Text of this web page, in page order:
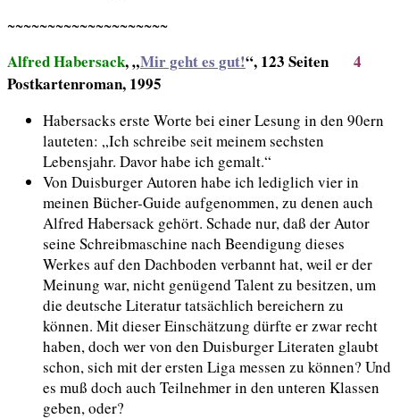
~~~~~~~~~~~~~~~~~~~~
Alfred Habersack, „Mir geht es gut!“, 123 Seiten 4
Postkartenroman, 1995
Habersacks erste Worte bei einer Lesung in den 90ern
lauteten: „Ich schreibe seit meinem sechsten
Lebensjahr. Davor habe ich gemalt.“
Von Duisburger Autoren habe ich lediglich vier in
meinen Bücher-Guide aufgenommen, zu denen auch
Alfred Habersack gehört. Schade nur, daß der Autor
seine Schreibmaschine nach Beendigung dieses
Werkes auf den Dachboden verbannt hat, weil er der
Meinung war, nicht genügend Talent zu besitzen, um
die deutsche Literatur tatsächlich bereichern zu
können. Mit dieser Einschätzung dürfte er zwar recht
haben, doch wer von den Duisburger Literaten glaubt
schon, sich mit der ersten Liga messen zu können? Und
es muß doch auch Teilnehmer in den unteren Klassen
geben, oder?